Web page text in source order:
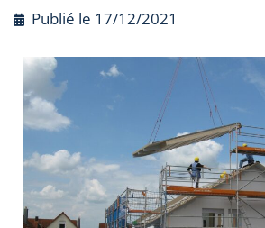
Publié le 17/12/2021